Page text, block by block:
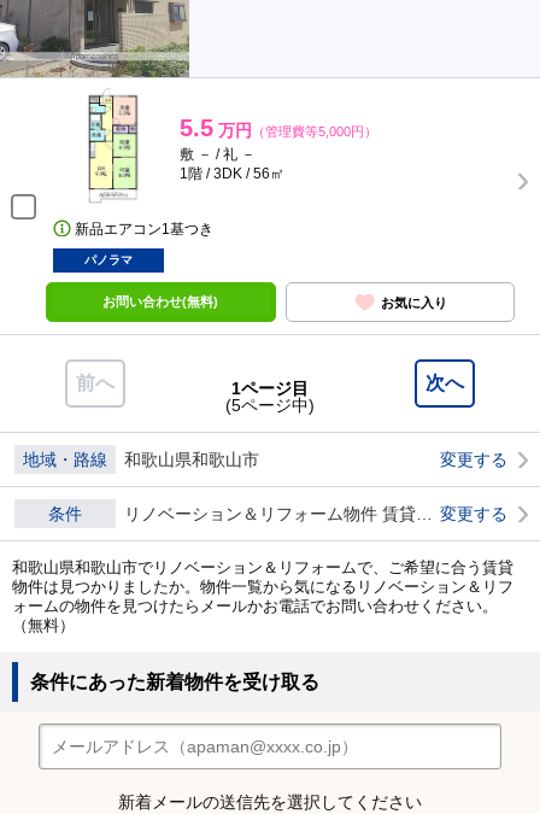
5.5 万円 （管理費等5,000円）
敷 － / 礼 －
1階 / 3DK / 56㎡
新品エアコン1基つき
パノラマ
お問い合わせ(無料) お気に入り
前へ 次へ
1ページ目
(5ページ中)
地域・路線 和歌山県和歌山市 変更する
条件 変更する
和歌山県和歌山市でリノベーション＆リフォームで、ご希望に合う賃貸
物件は見つかりましたか。物件一覧から気になるリノベーション＆リフ
ォームの物件を見つけたらメールかお電話でお問い合わせください。
（無料）
条件にあった新着物件を受け取る
新着メールの送信先を選択してください